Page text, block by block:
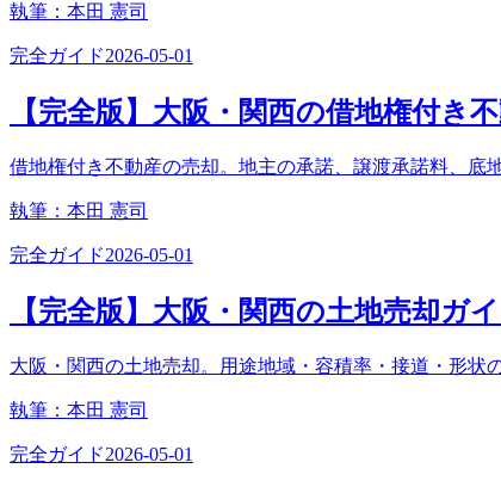
執筆： 本田 憲司
完全ガイド2026-05-01
【完全版】大阪・関西の借地権付き
借地権付き不動産の売却。地主の承諾、譲渡承諾料、底
執筆： 本田 憲司
完全ガイド2026-05-01
【完全版】大阪・関西の土地売却ガ
大阪・関西の土地売却。用途地域・容積率・接道・形状
執筆： 本田 憲司
完全ガイド2026-05-01